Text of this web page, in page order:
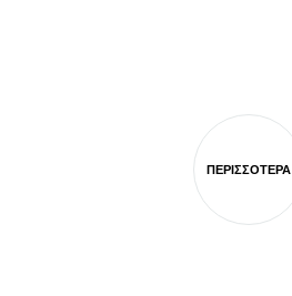
ΠΕΡΙΣΣΟΤΕΡΑ